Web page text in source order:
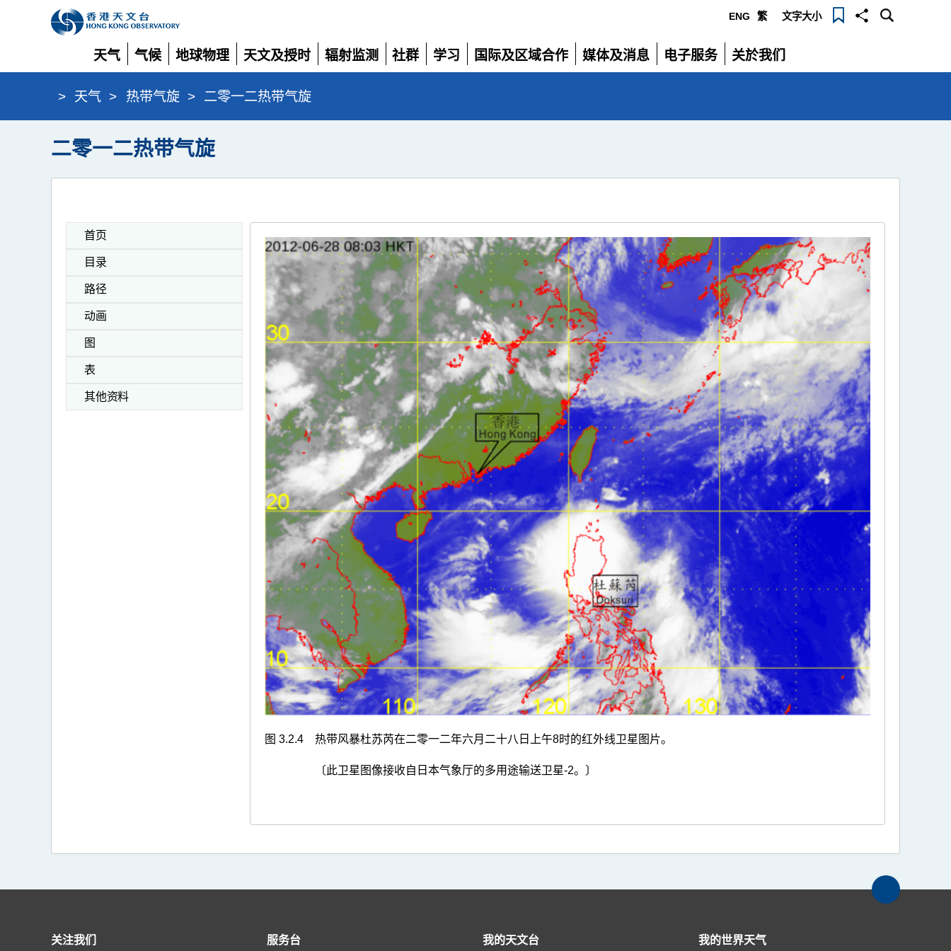
ENG 繁 文字大小
天气
展
开
气候
展
开
地球物理
展
开
天文及授时
展
开
辐射监测
展
社群
展
学习
展
国际及区域合作
展
媒体及消息
展
电子服务
展
关於我们
展
> 天气 > 热带气旋 > 二零一二热带气旋
二零一二热带气旋
首页
目录
路径
动画
图
表
其他资料
图 3.2.4 热带风暴杜苏芮在二零一二年六月二十八日上午8时的红外线卫星图片。
〔此卫星图像接收自日本气象厅的多用途输送卫星-2。〕
关注我们 服务台 我的天文台 我的世界天气